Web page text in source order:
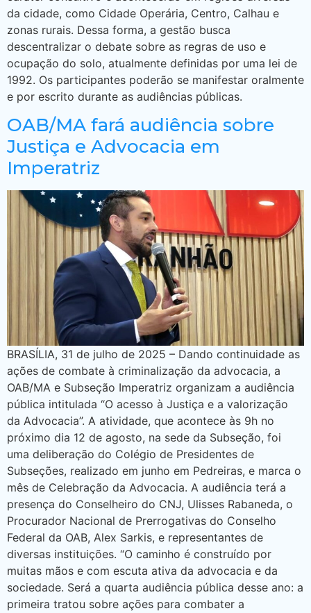
da cidade, como Cidade Operária, Centro, Calhau e
zonas rurais. Dessa forma, a gestão busca
descentralizar o debate sobre as regras de uso e
ocupação do solo, atualmente definidas por uma lei de
1992. Os participantes poderão se manifestar oralmente
e por escrito durante as audiências públicas.
OAB/MA fará audiência sobre
Justiça e Advocacia em
Imperatriz
BRASÍLIA, 31 de julho de 2025 – Dando continuidade as
ações de combate à criminalização da advocacia, a
OAB/MA e Subseção Imperatriz organizam a audiência
pública intitulada “O acesso à Justiça e a valorização
da Advocacia”. A atividade, que acontece às 9h no
próximo dia 12 de agosto, na sede da Subseção, foi
uma deliberação do Colégio de Presidentes de
Subseções, realizado em junho em Pedreiras, e marca o
mês de Celebração da Advocacia. A audiência terá a
presença do Conselheiro do CNJ, Ulisses Rabaneda, o
Procurador Nacional de Prerrogativas do Conselho
Federal da OAB, Alex Sarkis, e representantes de
diversas instituições. “O caminho é construído por
muitas mãos e com escuta ativa da advocacia e da
sociedade. Será a quarta audiência pública desse ano: a
primeira tratou sobre ações para combater a